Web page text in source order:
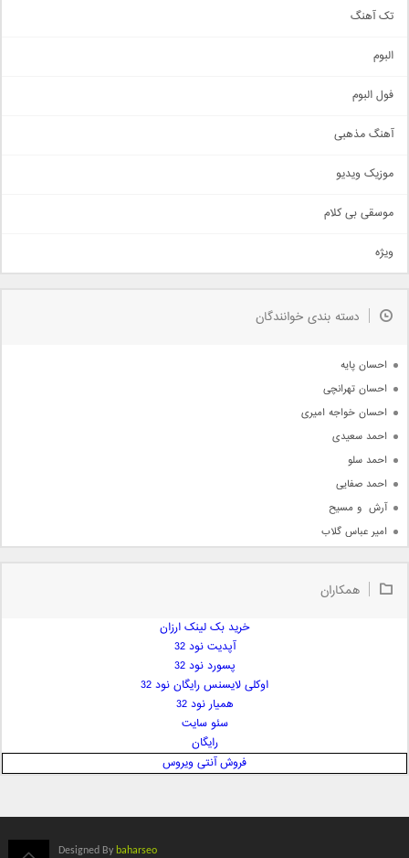
تک آهنگ
اجتماعی
حماسی
سنتی
اهنگ بندرعباسی
دمو
مذهبی
جدیدترین ها
البوم
فول البوم
آهنگ مذهبی
موزیک ویدیو
موسقی بی کلام
ویژه
دسته بندی خوانندگان
احسان پایه
احسان تهرانچی
احسان خواجه امیری
احمد سعیدی
احمد سلو
احمد صفایی
آرش  و مسیح
امیر عباس گلاب
امیر علی
ایمان غلامی
بابک جهانبخش
همکاران
خرید بک لینک ارزان
آپدیت نود 32
پسورد نود 32
اوکلی لایسنس رایگان نود 32
همیار نود 32
سئو سایت
رایگان
فروش آنتی ویروس
Designed By baharseo